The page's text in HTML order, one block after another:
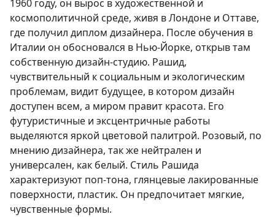
1960 году, он вырос в художественной и
космополитичной среде, живя в Лондоне и Оттаве,
где получил диплом дизайнера. После обучения в
Италии он обосновался в Нью-Йорке, открыв там
собственную дизайн-студию. Рашид,
чувствительный к социальным и экологическим
проблемам, видит будущее, в котором дизайн
доступен всем, а миром правит красота. Его
футуристичные и эксцентричные работы
выделяются яркой цветовой палитрой. Розовый, по
мнению дизайнера, так же нейтрален и
универсален, как белый. Стиль Рашида
характеризуют поп-тона, глянцевые лакированные
поверхности, пластик. Он предпочитает мягкие,
чувственные формы.